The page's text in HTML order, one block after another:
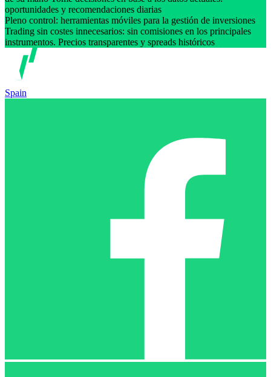
oportunidades y recomendaciones diarias
Pleno control: herramientas móviles para la gestión de inversiones
Trading sin costes innecesarios: sin comisiones en los principales
instrumentos. Precios transparentes y spreads históricos
Spain